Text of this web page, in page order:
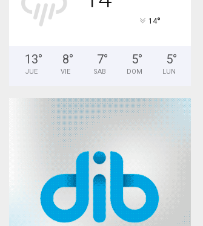
14°
13°
JUE
8°
VIE
7°
SAB
5°
DOM
5°
LUN